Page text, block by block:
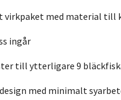
virkpaket med material till
ingår
till ytterligare 9
med minimalt